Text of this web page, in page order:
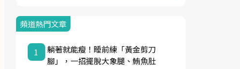
頻道熱門文章
1
躺著就能瘦！睡前練「黃金剪刀
腳」，一招擺脫大象腿、鮪魚肚